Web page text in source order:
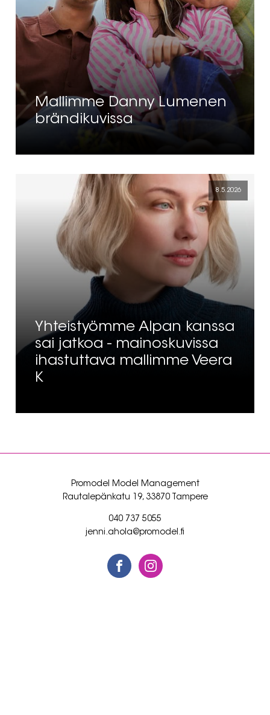
Mallimme Danny Lumenen
brändikuvissa
8.5.2026
Yhteistyömme Alpan kanssa
sai jatkoa - mainoskuvissa
ihastuttava mallimme Veera
K
Promodel Model Management
Rautalepänkatu 19, 33870 Tampere
040 737 5055
jenni.ahola@promodel.fi